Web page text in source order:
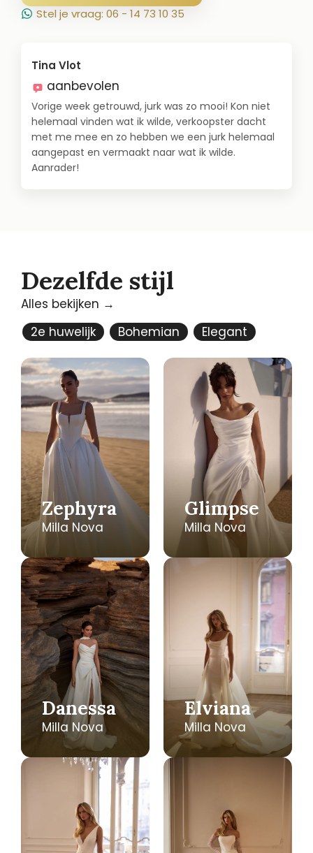
Stel je vraag: 06 - 14 73 10 35
Tina Vlot
aanbevolen
Vorige week getrouwd, jurk was zo mooi! Kon niet
helemaal vinden wat ik wilde, verkoopster dacht
met me mee en zo hebben we een jurk helemaal
aangepast en vermaakt naar wat ik wilde.
Aanrader!
Dezelfde stijl
Alles bekijken →
2e huwelijk
Bohemian Elegant
Zephyra
Milla Nova
Glimpse
Milla Nova
Danessa
Milla Nova
Elviana
Milla Nova